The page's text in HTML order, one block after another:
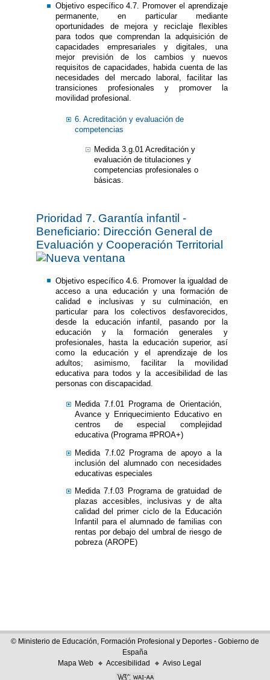
Objetivo específico 4.7. Promover el aprendizaje
permanente, en particular mediante
oportunidades de mejora y reciclaje flexibles
para todos que comprendan la adquisición de
capacidades empresariales y digitales, una
mejor previsión de los cambios y nuevos
requisitos de capacidades, habida cuenta de las
necesidades del mercado laboral, facilitar las
transiciones profesionales y promover la
movilidad profesional.
6. Acreditación y evaluación de
competencias
Medida 3.g.01 Acreditación y
evaluación de titulaciones y
competencias profesionales o
básicas.
Prioridad 7. Garantía infantil -
Beneficiario: Dirección General de
Evaluación y Cooperación Territorial
Objetivo específico 4.6. Promover la igualdad de
acceso a una educación y una formación de
calidad e inclusivas y su culminación, en
particular para los colectivos desfavorecidos,
desde la educación infantil, pasando por la
educación y la formación generales y
profesionales, hasta la educación superior, así
como la educación y el aprendizaje de los
adultos; asimismo, facilitar la movilidad
educativa para todos y la accesibilidad de las
personas con discapacidad.
Medida 7.f.01 Programa de Orientación,
Avance y Enriquecimiento Educativo en
centros de especial complejidad
educativa (Programa #PROA+)
Medida 7.f.02 Programa de apoyo a la
inclusión del alumnado con necesidades
educativas especiales
Medida 7.f.03 Programa de gratuidad de
plazas accesibles, inclusivas y de alta
calidad del primer ciclo de la Educación
Infantil para el alumnado de familias con
rentas por debajo del umbral de riesgo de
pobreza (AROPE)
© Ministerio de Educación, Formación Profesional y Deportes - Gobierno de
España
Mapa Web
Accesibilidad Aviso Legal